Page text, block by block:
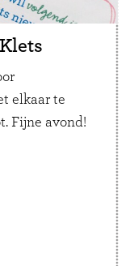
elkaar te
Fijne avond!